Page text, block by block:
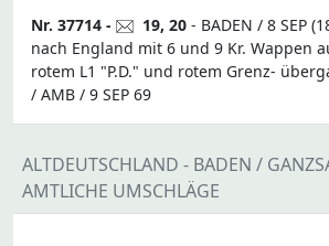
Nr. 37714 - 19, 20 - BADEN / 8 SEP
nach England mit 6 und 9 Kr. Wappen
rotem L1 "P.D." und rotem Grenz-
/ AMB / 9 SEP 69
ALTDEUTSCHLAND - BADEN /
AMTLICHE UMSCHLÄGE